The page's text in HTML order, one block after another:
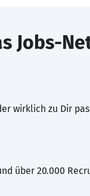
Jobs-
wirklich zu Dir
über 20.000